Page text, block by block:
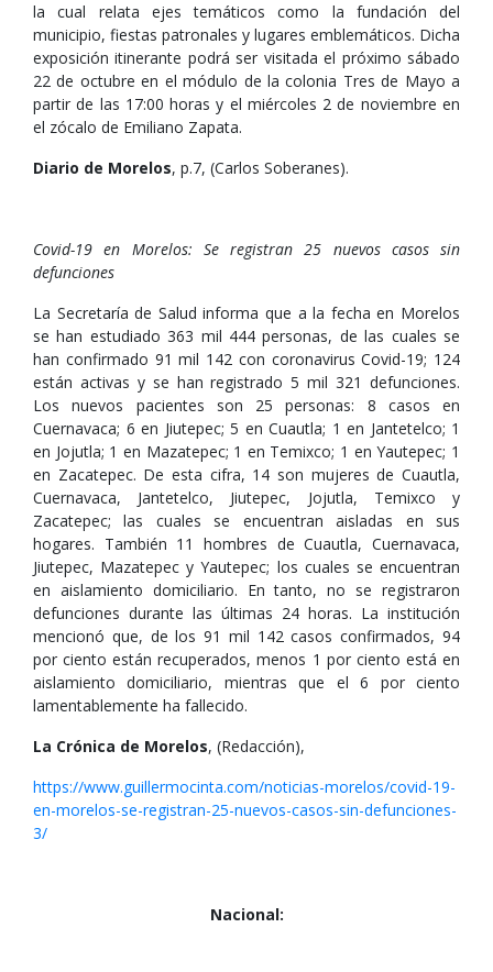
la cual relata ejes temáticos como la fundación del
municipio, fiestas patronales y lugares emblemáticos. Dicha
exposición itinerante podrá ser visitada el próximo sábado
22 de octubre en el módulo de la colonia Tres de Mayo a
partir de las 17:00 horas y el miércoles 2 de noviembre en
el zócalo de Emiliano Zapata.
Diario de Morelos, p.7, (Carlos Soberanes).
Covid-19 en Morelos: Se registran 25 nuevos casos sin
defunciones
La Secretaría de Salud informa que a la fecha en Morelos
se han estudiado 363 mil 444 personas, de las cuales se
han confirmado 91 mil 142 con coronavirus Covid-19; 124
están activas y se han registrado 5 mil 321 defunciones.
Los nuevos pacientes son 25 personas: 8 casos en
Cuernavaca; 6 en Jiutepec; 5 en Cuautla; 1 en Jantetelco; 1
en Jojutla; 1 en Mazatepec; 1 en Temixco; 1 en Yautepec; 1
en Zacatepec. De esta cifra, 14 son mujeres de Cuautla,
Cuernavaca, Jantetelco, Jiutepec, Jojutla, Temixco y
Zacatepec; las cuales se encuentran aisladas en sus
hogares. También 11 hombres de Cuautla, Cuernavaca,
Jiutepec, Mazatepec y Yautepec; los cuales se encuentran
en aislamiento domiciliario. En tanto, no se registraron
defunciones durante las últimas 24 horas. La institución
mencionó que, de los 91 mil 142 casos confirmados, 94
por ciento están recuperados, menos 1 por ciento está en
aislamiento domiciliario, mientras que el 6 por ciento
lamentablemente ha fallecido.
La Crónica de Morelos, (Redacción),
https://www.guillermocinta.com/noticias-morelos/covid-19-
en-morelos-se-registran-25-nuevos-casos-sin-defunciones-
3/
Nacional: